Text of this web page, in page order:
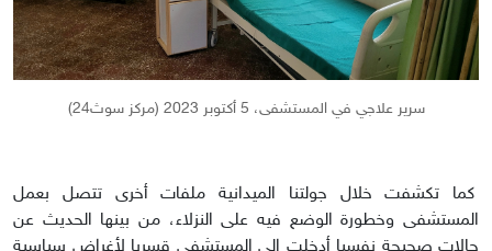
سرير علاجي في المستشفى، 5 أكتوبر 2023 (مركز سوث24)
كما تكشفت خلال جولتنا الميدانية ملفات أخرى تتصل بعمل
المستشفى وخطورة الوضع فيه على النزلاء، من بينها الحديث عن
حالات صحيحة نفسيا أدخلت إلى المستشفى قسريا لأغراض سياسية